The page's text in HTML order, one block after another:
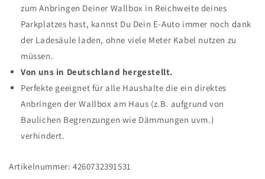
zum Anbringen Deiner Wallbox in Reichweite deines
Parkplatzes hast, kannst Du Dein E-Auto immer noch dank
der Ladesäule laden, ohne viele Meter Kabel nutzen zu
müssen.
Von uns in Deutschland hergestellt.
Perfekte geeignet für alle Haushalte die ein direktes
Anbringen der Wallbox am Haus (z.B. aufgrund von
Baulichen Begrenzungen wie Dämmungen uvm.)
verhindert.
Artikelnummer: 4260732391531